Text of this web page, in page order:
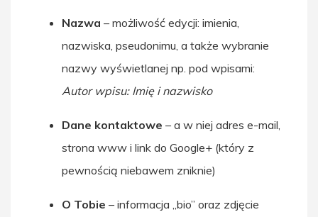
Nazwa – możliwość edycji: imienia,
nazwiska, pseudonimu, a także wybranie
nazwy wyświetlanej np. pod wpisami:
Autor wpisu: Imię i nazwisko
Dane kontaktowe – a w niej adres e-mail,
strona www i link do Google+ (który z
pewnością niebawem zniknie)
O Tobie – informacja „bio” oraz zdjęcie